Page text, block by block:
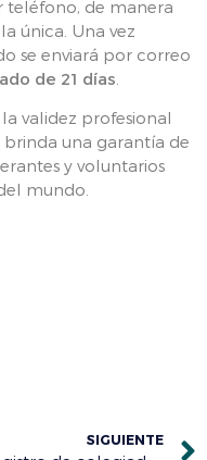
teléfono, de manera
única. Una vez
se enviará por correo
de 21 días
validez profesional
una garantía de
y voluntarios
mundo.
SIGUIENTE